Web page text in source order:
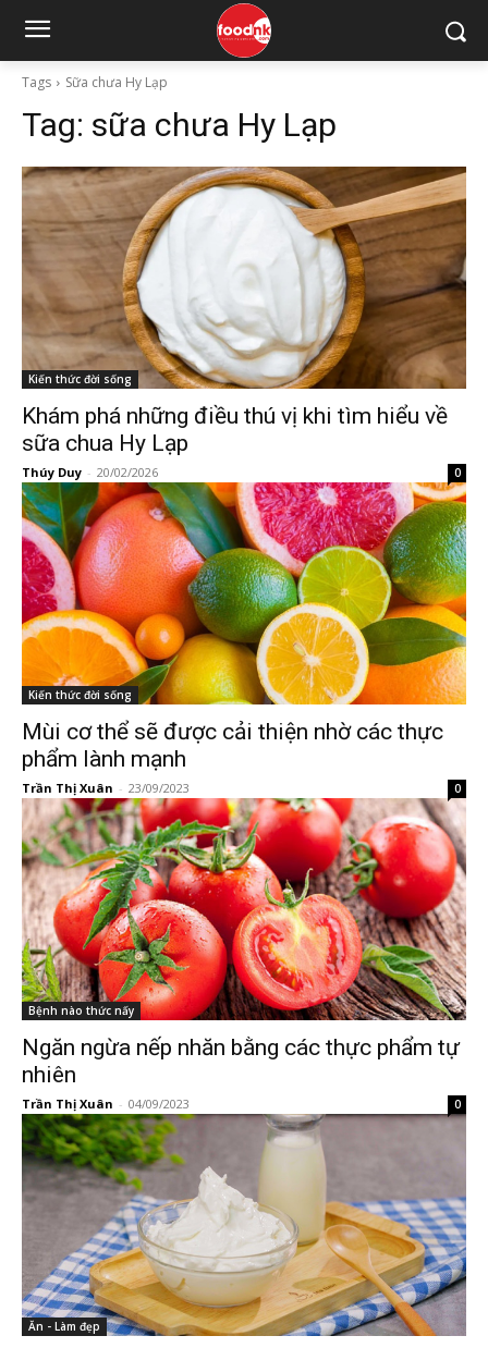
Tags Sữa chưa Hy Lạp
Tag: sữa chưa Hy Lạp
Kiến thức đời sống
Khám phá những điều thú vị khi tìm hiểu về
sữa chua Hy Lạp
Thúy Duy - 20/02/2026 0
Kiến thức đời sống
Mùi cơ thể sẽ được cải thiện nhờ các thực
phẩm lành mạnh
Trần Thị Xuân - 23/09/2023 0
Bệnh nào thức nấy
Ngăn ngừa nếp nhăn bằng các thực phẩm tự
nhiên
Trần Thị Xuân - 04/09/2023 0
Ăn - Làm đẹp